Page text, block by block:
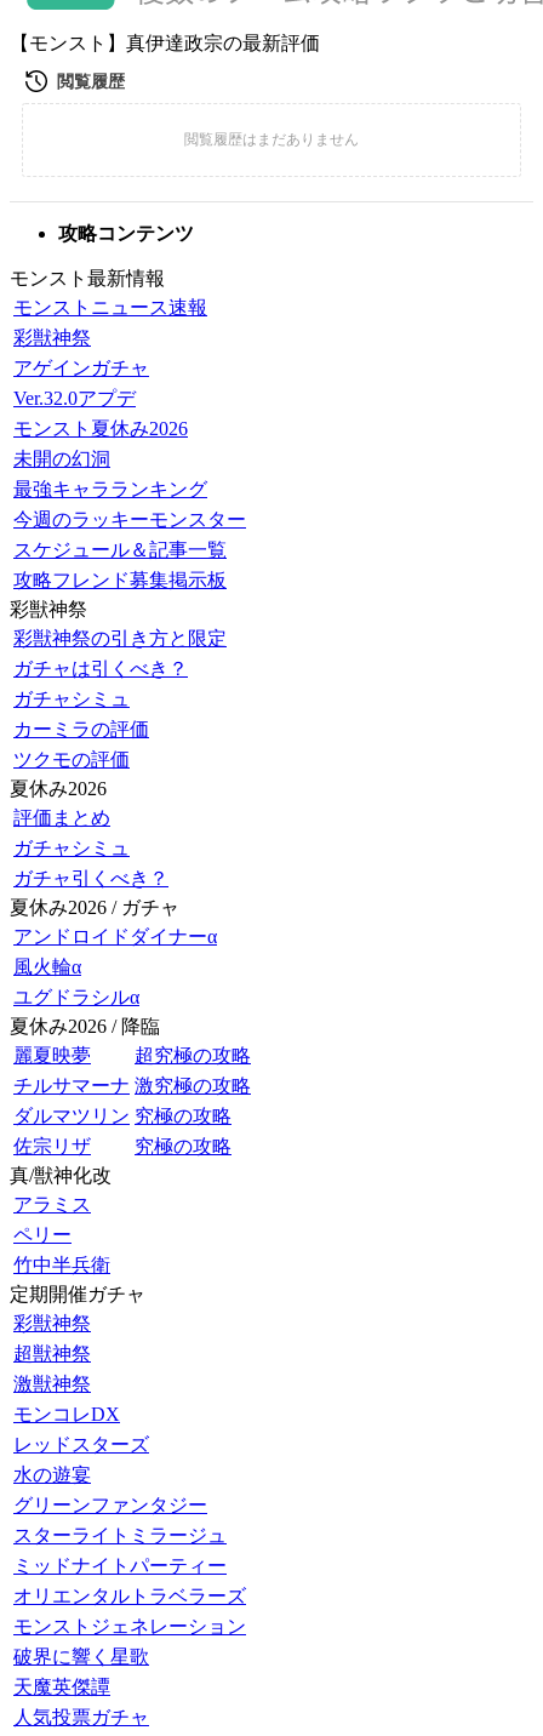
【モンスト】真伊達政宗の最新評価
攻略コンテンツ
モンスト最新情報
モンストニュース速報
彩獣神祭
アゲインガチャ
Ver.32.0アプデ
モンスト夏休み2026
未開の幻洞
最強キャラランキング
今週のラッキーモンスター
スケジュール＆記事一覧
攻略フレンド募集掲示板
彩獣神祭
彩獣神祭の引き方と限定
ガチャは引くべき？
ガチャシミュ
カーミラの評価
ツクモの評価
夏休み2026
評価まとめ
ガチャシミュ
ガチャ引くべき？
夏休み2026 / ガチャ
アンドロイドダイナーα
風火輪α
ユグドラシルα
夏休み2026 / 降臨
麗夏映夢
超究極の攻略
チルサマーナ 激究極の攻略
ダルマツリン 究極の攻略
佐宗リザ
究極の攻略
真/獣神化改
アラミス
ペリー
竹中半兵衛
定期開催ガチャ
彩獣神祭
超獣神祭
激獣神祭
モンコレDX
レッドスターズ
水の遊宴
グリーンファンタジー
スターライトミラージュ
ミッドナイトパーティー
オリエンタルトラベラーズ
モンストジェネレーション
破界に響く星歌
天魔英傑譚
人気投票ガチャ